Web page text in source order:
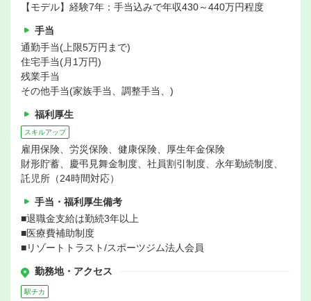
【モデル】経験7年：手当込みで年収430～440万円程度
手当
通勤手当(上限5万円まで)
住宅手当(月1万円)
残業手当
その他手当(家族手当、調整手当、)
福利厚生
スキルアップ
雇用保険、労災保険、健康保険、厚生年金保険
財形貯蓄、慶弔見舞金制度、社員割引制度、永年勤続制度、
託児所（24時間対応）
手当・福利厚生備考
■退職金支給は勤続3年以上
■医療費補助制度
■リゾートトラスト/スポーツジム法人会員
勤務地・アクセス
駅チカ